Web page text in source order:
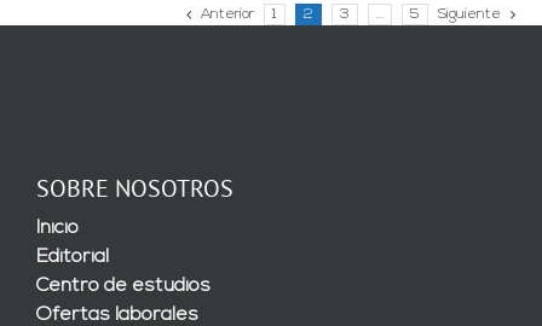
Anterior 1 2 3 … 5 Siguiente
SOBRE NOSOTROS
Inicio
Editorial
Centro de estudios
Ofertas laborales